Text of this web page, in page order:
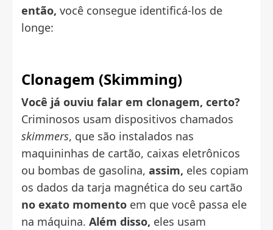
então, você consegue identificá-los de
longe:
Clonagem (Skimming)
Você já ouviu falar em clonagem, certo?
Criminosos usam dispositivos chamados
skimmers, que são instalados nas
maquininhas de cartão, caixas eletrônicos
ou bombas de gasolina, assim, eles copiam
os dados da tarja magnética do seu cartão
no exato momento em que você passa ele
na máquina. Além disso, eles usam